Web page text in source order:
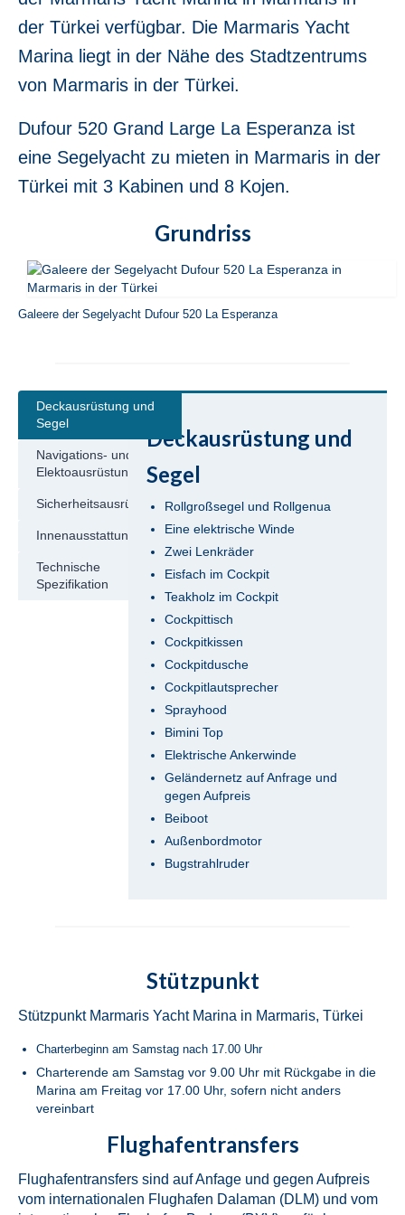
Fethiye in der Türkei
Bavaria Cruiser 37 Almira in Fethiye in der
Türkei
Beneteau Oceanis 37 Glen Rosa in Fethiye
Beneteau Oceanis 38.1 Helena in Fethiye
in der Türkei
Beneteau Cyclades 39.3 Six Pack in
Beneteau Oceanis 40 Violet in Fethiye in
der Türkei
Beneteau Oceanis 41 Tina in Fethiye in der
Jeanneau Sun Odyssey 419 Malea in
Fethiye in der Türkei
Beneteau Oceanis 43 Bliss in Fethiye in der
Türkei
Beneteau Oceanis 43 Lilium in Fethiye in
der Türkei
Jeanneau Sun Odyssey 43 Saida in Fathiye
in der Türkei
Dufour 450 Grand Large Grace in Fethiye
in der Türkei
Jeanneau Sun Odyssey 45 Safina in Fethiye
Bavaria Cruiser 46 Berry in Fethiye in der
Bavaria Cruiser 46 Simba in Fethiye in der
Jeanneau Sun Odyssey 490 Derya in
Fethiye in der Türkei
Beneteau Cyclades 50.5 Take Five in
Fethiye in der Türkei
Marmaris
Fountaine Pajot Lucia 40 Maestro Amber
in Marmaris in der Türkei
Fountaine Pajot Lucia 40 Quatour Coco D
der Türkei verfügbar. Die Marmaris Yacht
Marina liegt in der Nähe des Stadtzentrums
von Marmaris in der Türkei.
Dufour 520 Grand Large La Esperanza ist
eine Segelyacht zu mieten in Marmaris in der
Türkei mit 3 Kabinen und 8 Kojen.
Grundriss
Galeere der Segelyacht Dufour 520 La Esperanza
Deckausrüstung und
Segel
Navigations- und
Elektoausrüstung
Sicherheitsausrüstung
Innenausstattung
Technische
Spezifikation
Deckausrüstung und
Segel
Rollgroßsegel und Rollgenua
Eine elektrische Winde
Zwei Lenkräder
Eisfach im Cockpit
Teakholz im Cockpit
Cockpittisch
Cockpitkissen
Cockpitdusche
Cockpitlautsprecher
Sprayhood
Bimini Top
Elektrische Ankerwinde
Geländernetz auf Anfrage und
gegen Aufpreis
Beiboot
Außenbordmotor
Bugstrahlruder
Stützpunkt
Stützpunkt Marmaris Yacht Marina in Marmaris, Türkei
Charterbeginn am Samstag nach 17.00 Uhr
Charterende am Samstag vor 9.00 Uhr mit Rückgabe in die
Marina am Freitag vor 17.00 Uhr, sofern nicht anders
vereinbart
Flughafentransfers
Flughafentransfers sind auf Anfage und gegen Aufpreis
vom internationalen Flughafen Dalaman (DLM) und vom